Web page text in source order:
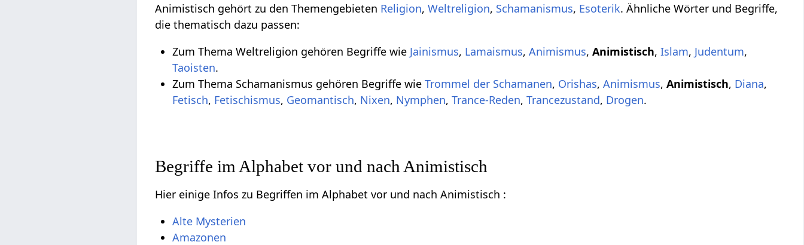
Animistisch gehört zu den Themengebieten Religion,Weltreligion, Schamanismus, Esoterik. Ähnliche Wörter und Begriffe,
die thematisch dazu passen:
Zum Thema Weltreligion gehören Begriffe wie Jainismus, Lamaismus,Animismus,Animistisch,Islam, Judentum,
Taoisten.
Zum Thema Schamanismus gehören Begriffe wieTrommel der Schamanen, Orishas,Animismus,Animistisch, Diana,
Fetisch, Fetischismus, Geomantisch, Nixen, Nymphen,Trance-Reden,Trancezustand, Drogen.
Begriffe im Alphabet vor und nach Animistisch
Hier einige Infos zu Begriffen im Alphabet vor und nach Animistisch :
Alte Mysterien
Amazonen